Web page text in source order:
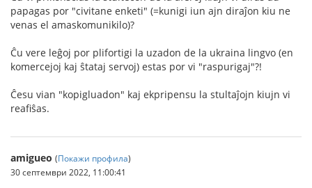
papagas por "civitane enketi" (=kunigi iun ajn diraĵon kiu ne
venas el amaskomunikilo)?
Ĉu vere leĝoj por plifortigi la uzadon de la ukraina lingvo (en
komercejoj kaj ŝtataj servoj) estas por vi "raspurigaj"?!
Ĉesu vian "kopigluadon" kaj ekpripensu la stultaĵojn kiujn vi
reafiŝas.
amigueo (Покажи профила)
30 септември 2022, 11:00:41